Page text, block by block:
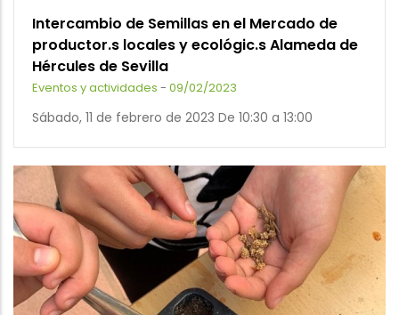
Intercambio de Semillas en el Mercado de
productor.s locales y ecológic.s Alameda de
Hércules de Sevilla
Eventos y actividades - 09/02/2023
Sábado, 11 de febrero de 2023 De 10:30 a 13:00